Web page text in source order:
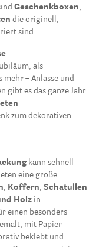
Geschenkboxen,
die originell,
sind.
als
mehr – Anlässe und
gibt es das ganze Jahr
zum dekorativen
kann schnell
eine große
, Koffern, Schatullen
Holz in
einen besonders
mit Papier
beklebt und